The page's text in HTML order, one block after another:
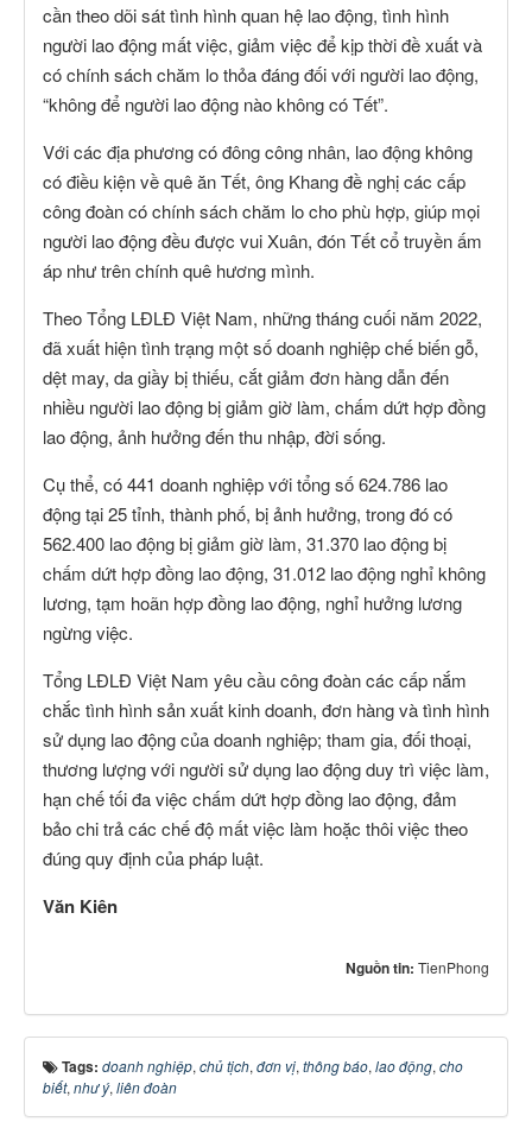
cần theo dõi sát tình hình quan hệ lao động, tình hình
người lao động mất việc, giảm việc để kịp thời đề xuất và
có chính sách chăm lo thỏa đáng đối với người lao động,
“không để người lao động nào không có Tết”.
Với các địa phương có đông công nhân, lao động không
có điều kiện về quê ăn Tết, ông Khang đề nghị các cấp
công đoàn có chính sách chăm lo cho phù hợp, giúp mọi
người lao động đều được vui Xuân, đón Tết cổ truyền ấm
áp như trên chính quê hương mình.
Theo Tổng LĐLĐ Việt Nam, những tháng cuối năm 2022,
đã xuất hiện tình trạng một số doanh nghiệp chế biến gỗ,
dệt may, da giầy bị thiếu, cắt giảm đơn hàng dẫn đến
nhiều người lao động bị giảm giờ làm, chấm dứt hợp đồng
lao động, ảnh hưởng đến thu nhập, đời sống.
Cụ thể, có 441 doanh nghiệp với tổng số 624.786 lao
động tại 25 tỉnh, thành phố, bị ảnh hưởng, trong đó có
562.400 lao động bị giảm giờ làm, 31.370 lao động bị
chấm dứt hợp đồng lao động, 31.012 lao động nghỉ không
lương, tạm hoãn hợp đồng lao động, nghỉ hưởng lương
ngừng việc.
Tổng LĐLĐ Việt Nam yêu cầu công đoàn các cấp nắm
chắc tình hình sản xuất kinh doanh, đơn hàng và tình hình
sử dụng lao động của doanh nghiệp; tham gia, đối thoại,
thương lượng với người sử dụng lao động duy trì việc làm,
hạn chế tối đa việc chấm dứt hợp đồng lao động, đảm
bảo chi trả các chế độ mất việc làm hoặc thôi việc theo
đúng quy định của pháp luật.
Văn Kiên
Nguồn tin: TienPhong
Tags: doanh nghiệp, chủ tịch, đơn vị, thông báo, lao động, cho
biết, như ý, liên đoàn